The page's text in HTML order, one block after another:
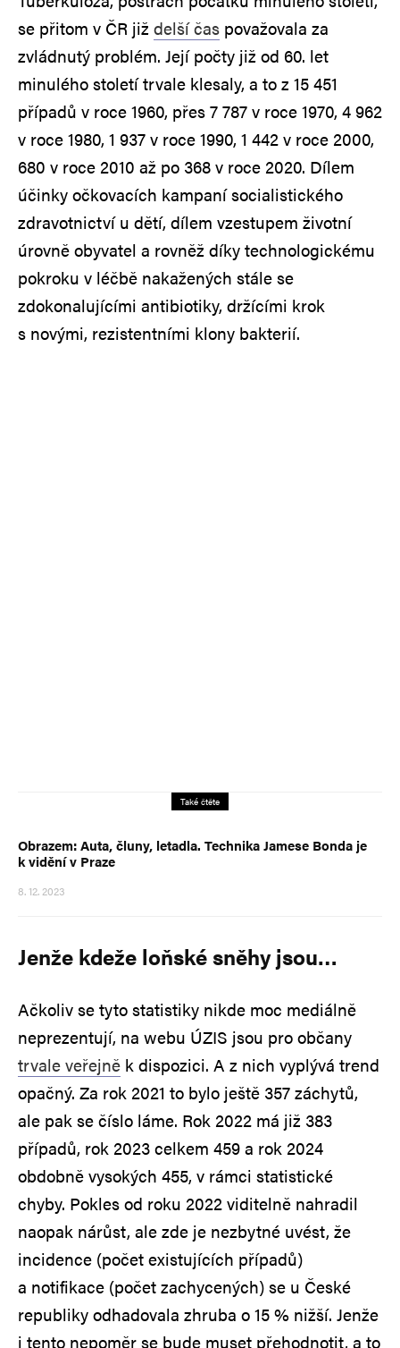
se přitom v ČR jiždelší čas považovala za
zvládnutý problém. Její počty již od 60. let
minulého století trvale klesaly, a to z 15 451
případů v roce 1960, přes 7 787 v roce 1970, 4 962
v roce 1980, 1 937 v roce 1990, 1 442 v roce 2000,
680 v roce 2010 až po 368 v roce 2020. Dílem
účinky očkovacích kampaní socialistického
zdravotnictví u dětí, dílem vzestupem životní
úrovně obyvatel a rovněž díky technologickému
pokroku v léčbě nakažených stále se
zdokonalujícími antibiotiky, držícími krok
s novými, rezistentními klony bakterií.
Také čtěte
Obrazem: Auta, čluny, letadla. Technika Jamese Bonda je
k vidění v Praze
8. 12. 2023
Jenže kdeže loňské sněhy jsou…
Ačkoliv se tyto statistiky nikde moc mediálně
neprezentují, na webu ÚZIS jsou pro občany
trvale veřejně k dispozici. A z nich vyplývá trend
opačný. Za rok 2021 to bylo ještě 357 záchytů,
ale pak se číslo láme. Rok 2022 má již 383
případů, rok 2023 celkem 459 a rok 2024
obdobně vysokých 455, v rámci statistické
chyby. Pokles od roku 2022 viditelně nahradil
naopak nárůst, ale zde je nezbytné uvést, že
incidence (počet existujících případů)
a notifikace (počet zachycených) se u České
republiky odhadovala zhruba o 15 % nižší. Jenže
i tento nepoměr se bude muset přehodnotit, a to